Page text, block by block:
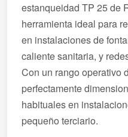
estanqueidad TP 25 de
herramienta ideal para
en instalaciones de
caliente sanitaria, y
Con un rango operativo
perfectamente
habituales en
pequeño terciario.